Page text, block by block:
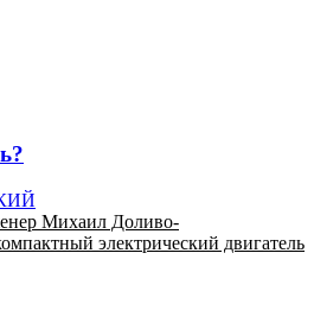
Михаил Доливо-
электрический двигатель